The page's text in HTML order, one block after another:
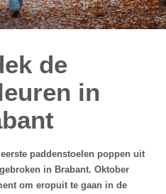
de
in
paddenstoelen poppen uit
in Brabant. Oktober
om eropuit te gaan in de